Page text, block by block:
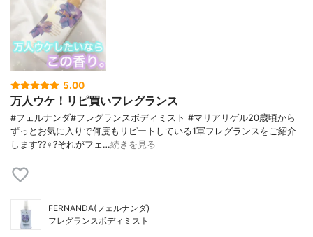
5.00
万人ウケ！リピ買いフレグランス
#フェルナンダ#フレグランスボディミスト #マリアリゲル20歳頃から
ずっとお気に入りで何度もリピートしている1軍フレグランスをご紹介
します??‍♀️?それがフェ…続きを見る
FERNANDA(フェルナンダ)
フレグランスボディミスト